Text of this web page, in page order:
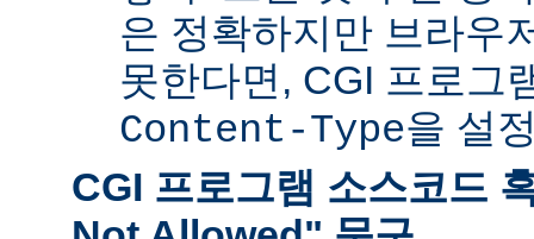
은 정확하지만 브라우
못한다면, CGI 프로그
Content-Type을 설
CGI 프로그램 소스코드